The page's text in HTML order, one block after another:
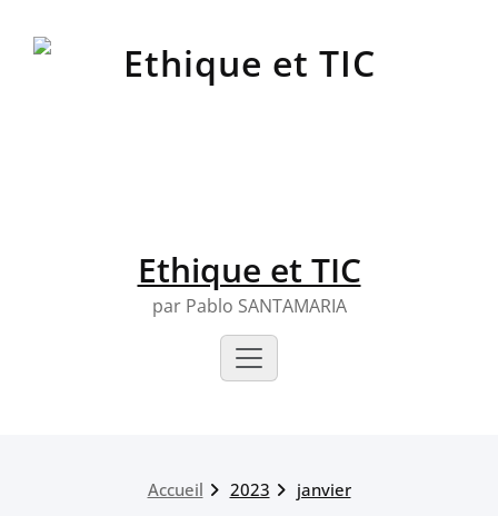
Ethique et TIC
par Pablo SANTAMARIA
Accueil 2023 janvier